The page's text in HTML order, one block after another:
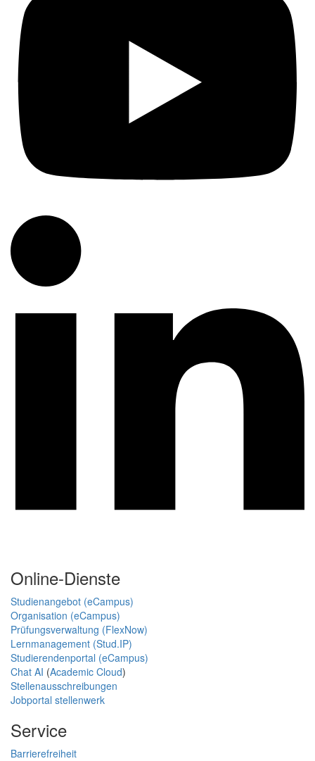
Online-Dienste
Studienangebot (eCampus)
Organisation (eCampus)
Prüfungsverwaltung (FlexNow)
Lernmanagement (Stud.IP)
Studierendenportal (eCampus)
Chat AI (Academic Cloud)
Stellenausschreibungen
Jobportal stellenwerk
Service
Barrierefreiheit